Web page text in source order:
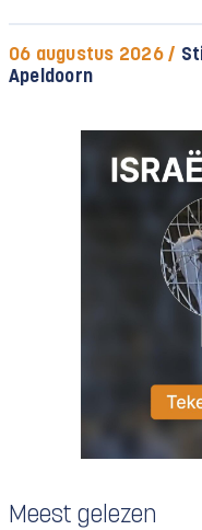
06 augustus 2026 /
Apeldoorn
Meest gelezen